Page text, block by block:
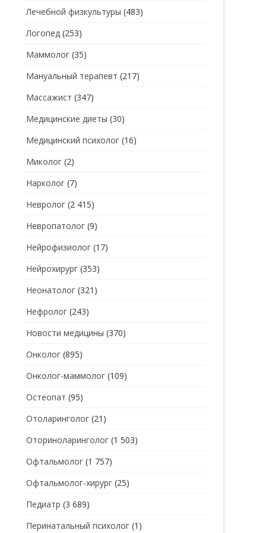
Лечебной физкультуры (483)
Логопед (253)
Маммолог (35)
Мануальный терапевт (217)
Массажист (347)
Медицинские диеты (30)
Медицинский психолог (16)
Миколог (2)
Нарколог (7)
Невролог (2 415)
Невропатолог (9)
Нейрофизиолог (17)
Нейрохирург (353)
Неонатолог (321)
Нефролог (243)
Новости медицины (370)
Онколог (895)
Онколог-маммолог (109)
Остеопат (95)
Отоларинголог (21)
Оториноларинголог (1 503)
Офтальмолог (1 757)
Офтальмолог-хирург (25)
Педиатр (3 689)
Перинатальный психолог (1)